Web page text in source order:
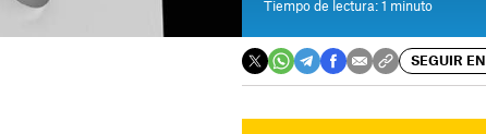
Tiempo de lectura: 1 minuto
SEGUIR EN